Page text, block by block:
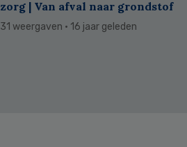
zorg | Van afval naar grondstof
31 weergaven · 16 jaar geleden